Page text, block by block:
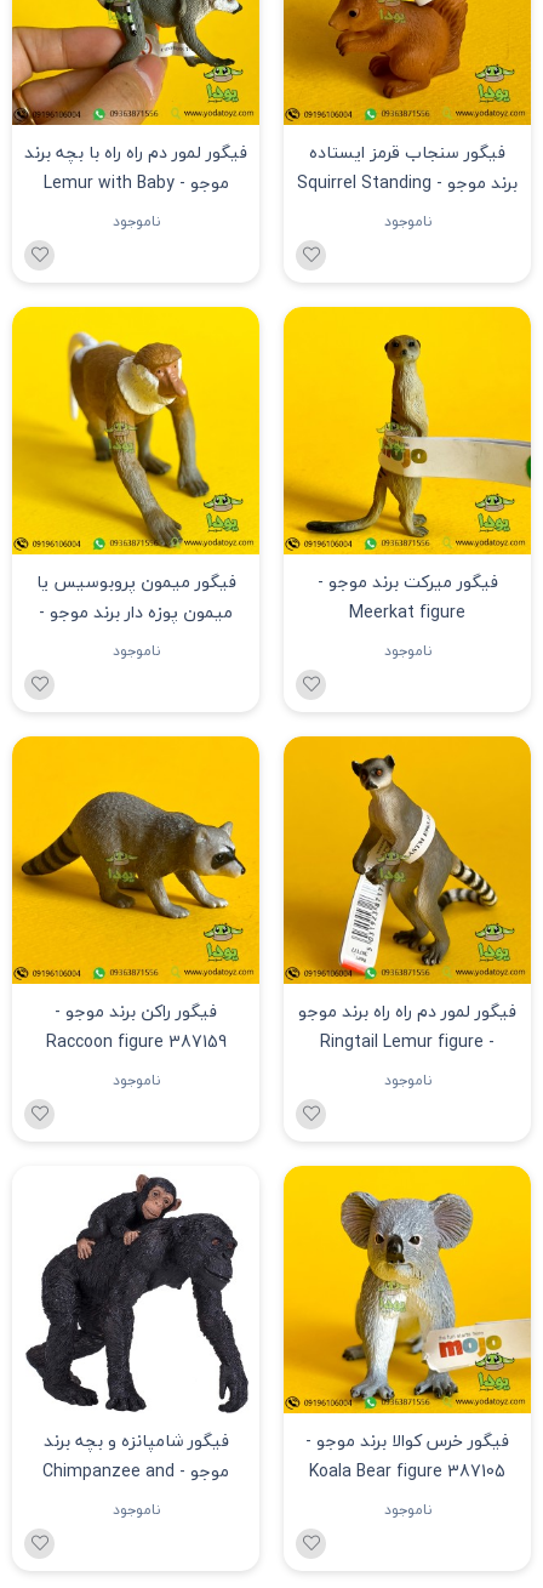
فیگور سنجاب قرمز ایستاده
برند موجو - Squirrel Standing
figure
ناموجود
فیگور لمور دم راه راه با بچه برند
موجو - Lemur with Baby
figure
ناموجود
فیگور میرکت برند موجو -
Meerkat figure
ناموجود
فیگور میمون پروبوسیس یا
میمون پوزه دار برند موجو -
Proboscis Monkey figure
ناموجود
فیگور لمور دم راه راه برند موجو
- Ringtail Lemur figure
387177
ناموجود
فیگور راکن برند موجو -
Raccoon figure 387159
ناموجود
فیگور خرس کوالا برند موجو -
Koala Bear figure 387105
ناموجود
فیگور شامپانزه و بچه برند
موجو - Chimpanzee and
Baby figure
ناموجود